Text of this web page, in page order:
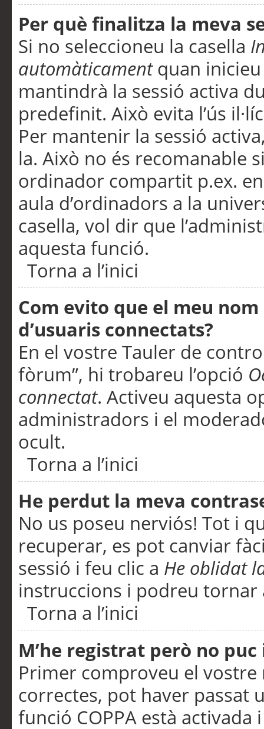
Per què finalitza la meva
Si no seleccioneu la casella
automàticamentquan inicieu
mantindrà la sessió activa
predefinit. Això evita l’ús
Per mantenir la sessió
la. Això no és recomanable
ordinador compartit p.ex.
aula d’ordinadors a la
casella, vol dir que
aquesta funció.
Torna a l’inici
Com evito que el meu
d’usuaris connectats?
En el vostre Tauler de
fòrum”, hi trobareu l’opció
connectat. Activeu aquesta
administradors i el
ocult.
Torna a l’inici
He perdut la meva
No us poseu nerviós! Tot i
recuperar, es pot canviar
sessió i feu clic a He oblidat
instruccions i podreu tornar
Torna a l’inici
M’he registrat però no
Primer comproveu el vostre
correctes, pot haver passat
funció COPPA està